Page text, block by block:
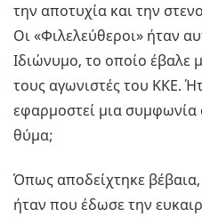
την αποτυχία και την
Οι «Φιλελεύθεροι» ήταν
Ιδιώνυμο, το οποίο έβαλε
τους αγωνιστές του ΚΚΕ.
εφαρμοστεί μια συμφωνία
θύμα;
Όπως αποδείχτηκε
ήταν που έδωσε την